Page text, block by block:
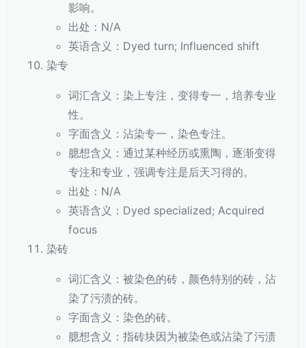
影响。
出处：N/A
英语含义：Dyed turn; Influenced shift
染专
词汇含义：染上专注，变得专一，培养专业
性。
字面含义：沾染专一，染色专注。
臆想含义：通过某种经历或熏陶，逐渐变得
专注和专业，强调专注是后天习得的。
出处：N/A
英语含义：Dyed specialized; Acquired
focus
染砖
词汇含义：被染色的砖，颜色特别的砖，沾
染了污渍的砖。
字面含义：染色的砖。
臆想含义：指砖块因为被染色或沾染了污渍